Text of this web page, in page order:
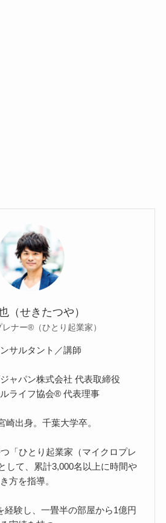
（せきたつや）
ナー®（ひとり起業家）
サルタント／講師
ャパン株式会社 代表取締役
ライフ協会® 代表理事
崎出身。千葉大学卒。
「ひとり起業家（マイクロプレ
して、累計3,000名以上に時間や
方を指導。
経験し、一畳半の部屋から1億円